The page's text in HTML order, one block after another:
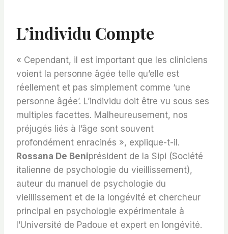
L’individu Compte
« Cependant, il est important que les cliniciens
voient la personne âgée telle qu’elle est
réellement et pas simplement comme ‘une
personne âgée’. L’individu doit être vu sous ses
multiples facettes. Malheureusement, nos
préjugés liés à l’âge sont souvent
profondément enracinés », explique-t-il.
Rossana De Beniprésident de la Sipi (Société
italienne de psychologie du vieillissement),
auteur du manuel de psychologie du
vieillissement et de la longévité et chercheur
principal en psychologie expérimentale à
l’Université de Padoue et expert en longévité.